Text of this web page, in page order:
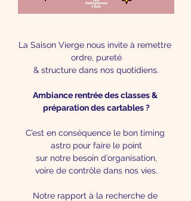
La Saison Vierge nous invite à remettre
ordre, pureté
& structure dans nos quotidiens.
Ambiance rentrée des classes &
préparation des cartables ?
C’est en conséquence le bon timing
astro pour faire le point
sur notre besoin d’organisation,
voire de contrôle dans nos vies.
Notre rapport à la recherche de